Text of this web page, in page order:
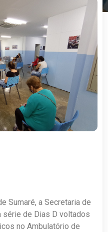
Sumaré, a Secretaria de
série de Dias D voltados
no Ambulatório de